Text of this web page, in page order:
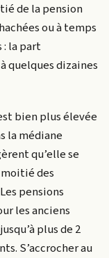
de la pension
ou à temps
la part
quelques dizaines
bien plus élevée
la médiane
qu’elle se
des
pensions
les anciens
plus de 2
S’accrocher au